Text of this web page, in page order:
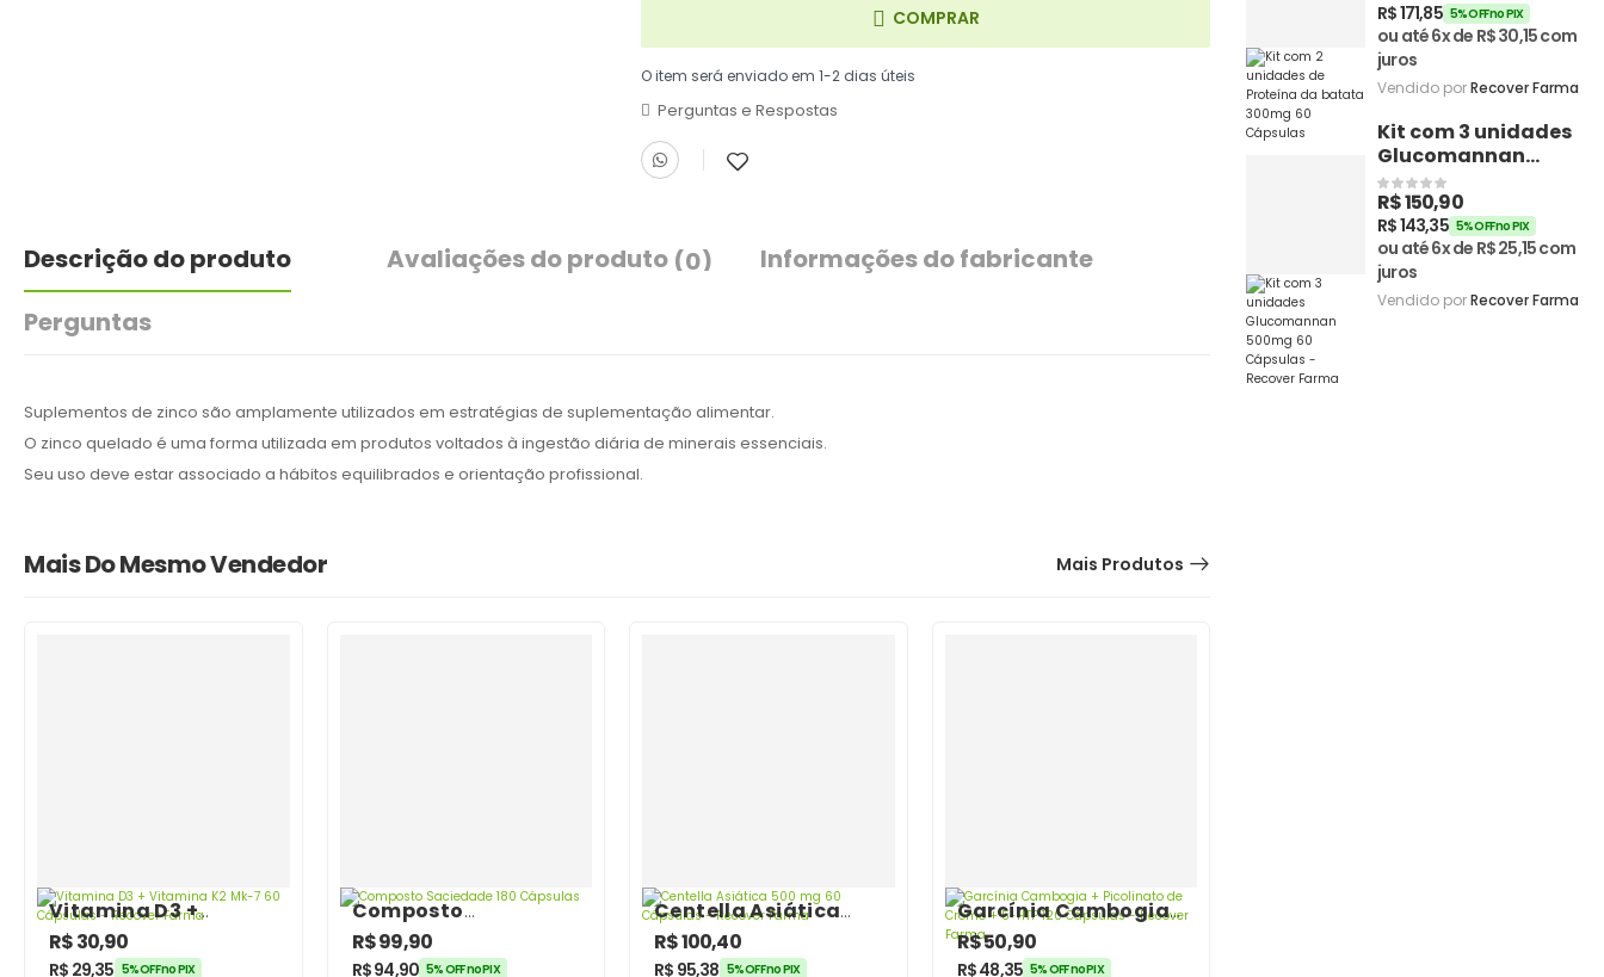
R$171,85 5% OFF no PIX
ou até 6x de R$30,15com
juros
Vendido porRecover Farma
Kit com 3 unidades
Glucomannan
500mg 60
Cápsulas - Recover
Farma
R$150,90
R$143,35 5% OFF no PIX
ou até 6x de R$25,15com
juros
Vendido porRecover Farma
COMPRAR
O item será enviado em 1-2 dias úteis
Perguntas e Respostas
Descrição do produto Avaliações do produto (0)
Informações do fabricante
Perguntas
Suplementos de zinco são amplamente utilizados em estratégias de suplementação alimentar.
O zinco quelado é uma forma utilizada em produtos voltados à ingestão diária de minerais essenciais.
Seu uso deve estar associado a hábitos equilibrados e orientação profissional.
Mais Do Mesmo Vendedor Mais Produtos
Vitamina D3 +
Vitamina K2 Mk-7 60
Cápsulas – Recover
R$30,90
R$ 29,35 5% OFF no PIX
Composto
Saciedade 180
Cápsulas
R$99,90
R$94,90 5% OFF no PIX
Centella Asiática
500 mg 60 Cápsulas
– Recover Farma
R$100,40
R$ 95,38 5% OFF no PIX
Garcínia Cambogia
+ Picolinato de
Cromo + 5-HTP 120
R$50,90
R$48,35 5% OFF no PIX